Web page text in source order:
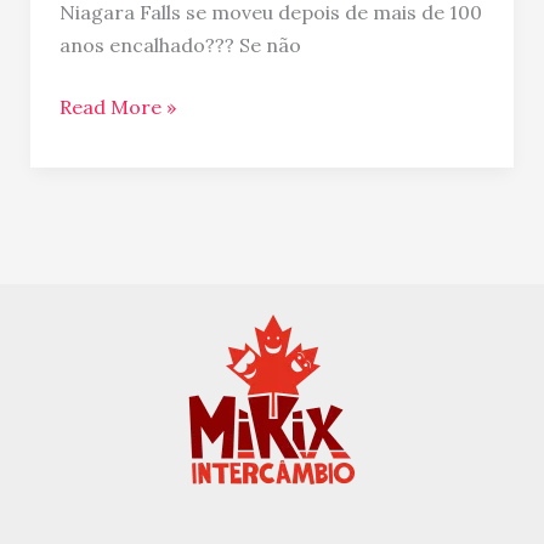
Niagara Falls se moveu depois de mais de 100
anos encalhado??? Se não
Read More »